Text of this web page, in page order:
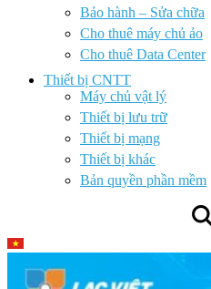
Bảo hành – Sửa chữa
Cho thuê máy chủ ảo
Cho thuê Data Center
Thiết bị CNTT
Máy chủ vật lý
Thiết bị lưu trữ
Thiết bị mạng
Thiết bị khác
Bản quyền phần mềm